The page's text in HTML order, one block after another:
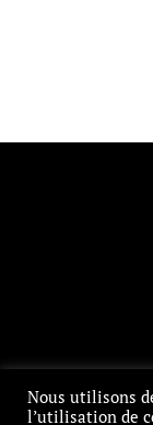
Nous utilisons
l’utilisation de